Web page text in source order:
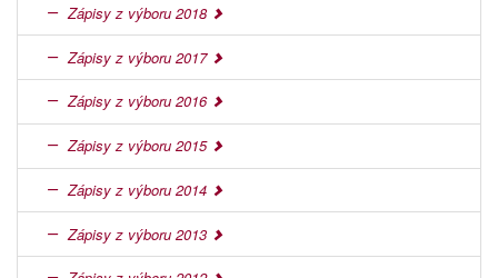
Zápisy z výboru 2018
Zápisy z výboru 2017
Zápisy z výboru 2016
Zápisy z výboru 2015
Zápisy z výboru 2014
Zápisy z výboru 2013